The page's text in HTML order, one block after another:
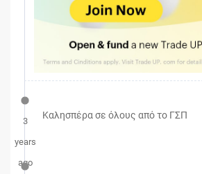
3
years
ago
Καλησπέρα σε όλους από το ΓΣΠ